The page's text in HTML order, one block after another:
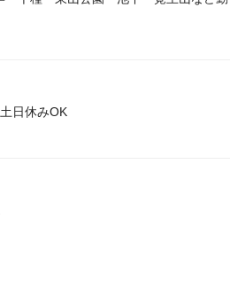
日休みOK